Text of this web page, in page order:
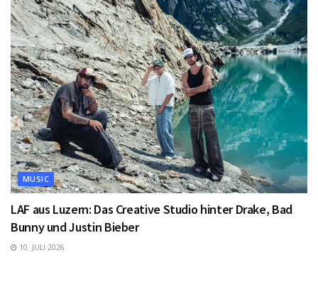
MUSIC
LAF aus Luzern: Das Creative Studio hinter Drake, Bad
Bunny und Justin Bieber
10. JULI 2026